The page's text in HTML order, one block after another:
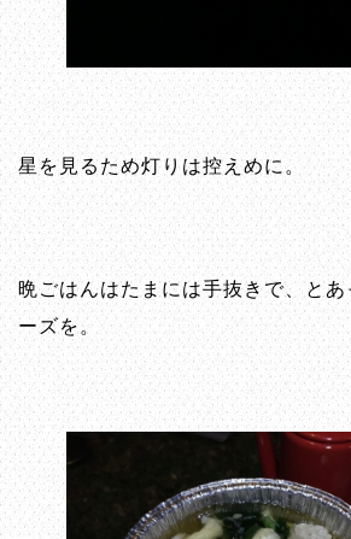
星を見るため灯りは控えめに。
晩ごはんはたまには手抜きで、と
ーズを。